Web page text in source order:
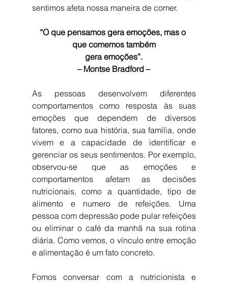
sentimos afeta nossa maneira de comer.
“O que pensamos gera emoções, mas o
que comemos também
gera emoções”.
– Montse Bradford –
As pessoas desenvolvem diferentes
comportamentos como resposta às suas
emoções que dependem de diversos
fatores, como sua história, sua família, onde
vivem e a capacidade de identificar e
gerenciar os seus sentimentos. Por exemplo,
observou-se que as emoções e
comportamentos afetam as decisões
nutricionais, como a quantidade, tipo de
alimento e numero de refeições. Uma
pessoa com depressão pode pular refeições
ou eliminar o café da manhã na sua rotina
diária. Como vemos, o vínculo entre emoção
e alimentação é um fato concreto.
Fomos conversar com a nutricionista e